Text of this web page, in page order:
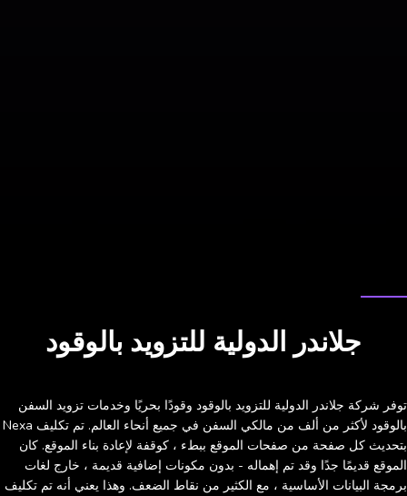
جلاندر الدولية للتزويد بالوقود
توفر شركة جلاندر الدولية للتزويد بالوقود وقودًا بحريًا وخدمات تزويد السفن
بالوقود لأكثر من ألف من مالكي السفن في جميع أنحاء العالم. تم تكليف Nexa
بتحديث كل صفحة من صفحات الموقع ببطء ، كوقفة لإعادة بناء الموقع. كان
الموقع قديمًا جدًا وقد تم إهماله - بدون مكونات إضافية قديمة ، خارج لغات
برمجة البيانات الأساسية ، مع الكثير من نقاط الضعف. وهذا يعني أنه تم تكليف